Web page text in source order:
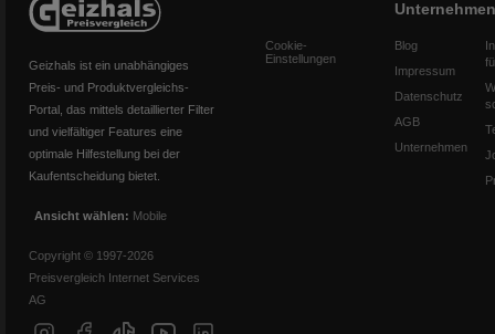
Geizhals ist ein unabhängiges
Preis- und Produktvergleichs-
Portal, das mittels detaillierter Filter
und vielfältiger Features eine
optimale Hilfestellung bei der
Kaufentscheidung bietet.
Ansicht wählen: Mobile
Copyright © 1997-2026
Preisvergleich Internet Services
AG
Cookie-
Einstellungen
Unternehmen
Blog
Impressum
Datenschutz
AGB
Unternehmen